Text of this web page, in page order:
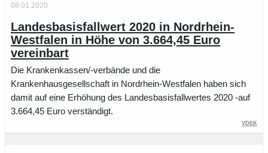
08.01.2020
Landesbasisfallwert 2020 in Nordrhein-
Westfalen in Höhe von 3.664,45 Euro
vereinbart
Die Krankenkassen/-verbände und die
Krankenhausgesellschaft in Nordrhein-Westfalen haben sich
damit auf eine Erhöhung des Landesbasisfallwertes 2020 -auf
3.664,45 Euro verständigt.
vdek